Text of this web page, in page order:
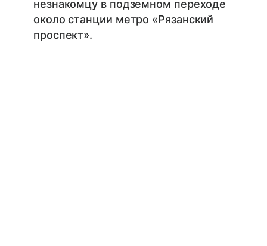
незнакомцу в подземном переходе
около станции метро «Рязанский
проспект».